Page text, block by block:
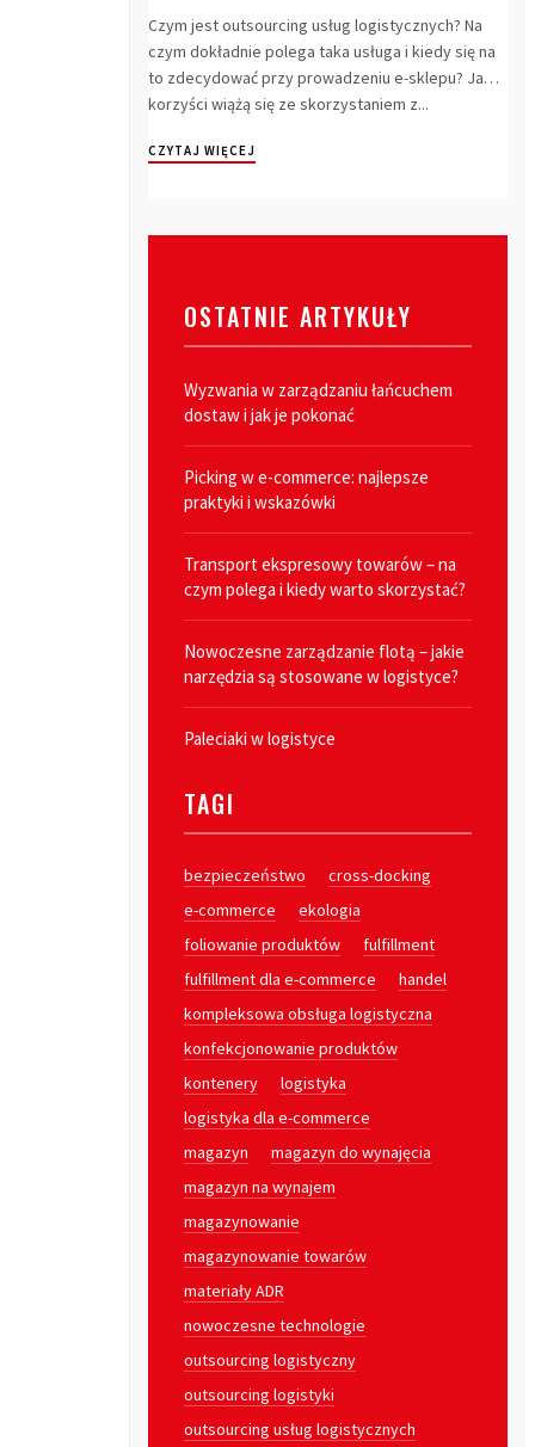
Czym jest outsourcing usług logistycznych? Na
czym dokładnie polega taka usługa i kiedy się na
to zdecydować przy prowadzeniu e-sklepu? Jakie
korzyści wiążą się ze skorzystaniem z...
CZYTAJ WIĘCEJ
OSTATNIE ARTYKUŁY
Wyzwania w zarządzaniu łańcuchem
dostaw i jak je pokonać
Picking w e-commerce: najlepsze
praktyki i wskazówki
Transport ekspresowy towarów – na
czym polega i kiedy warto skorzystać?
Nowoczesne zarządzanie flotą – jakie
narzędzia są stosowane w logistyce?
Paleciaki w logistyce
TAGI
bezpieczeństwo
cross-docking
e-commerce
ekologia
foliowanie produktów
fulfillment
fulfillment dla e-commerce
handel
kompleksowa obsługa logistyczna
konfekcjonowanie produktów
kontenery
logistyka
logistyka dla e-commerce
magazyn
magazyn do wynajęcia
magazyn na wynajem
magazynowanie
magazynowanie towarów
materiały ADR
nowoczesne technologie
outsourcing logistyczny
outsourcing logistyki
outsourcing usług logistycznych